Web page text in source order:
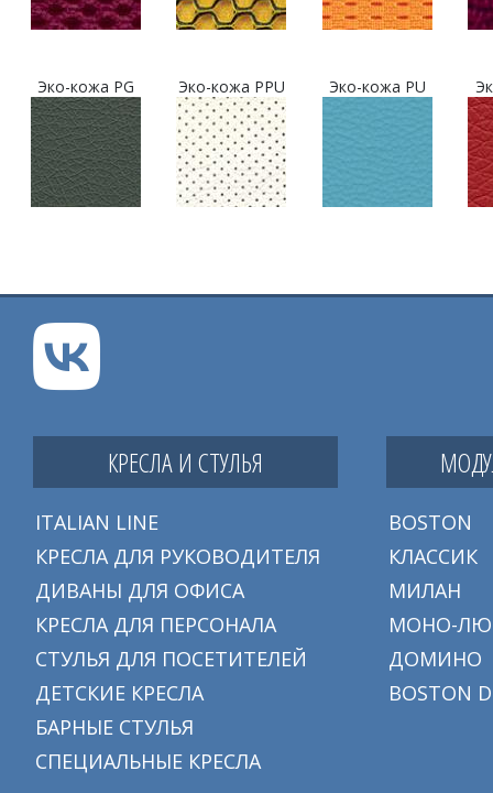
Эко-кожа PG Эко-кожа PPU Эко-кожа PU
КРЕСЛА И СТУЛЬЯ
ITALIAN LINE
КРЕСЛА ДЛЯ РУКОВОДИТЕЛЯ
ДИВАНЫ ДЛЯ ОФИСА
КРЕСЛА ДЛЯ ПЕРСОНАЛА
СТУЛЬЯ ДЛЯ ПОСЕТИТЕЛЕЙ
ДЕТСКИЕ КРЕСЛА
БАРНЫЕ СТУЛЬЯ
СПЕЦИАЛЬНЫЕ КРЕСЛА
BOSTON
КЛАССИК
МИЛАН
МОНО-
ДОМИНО
BOSTON